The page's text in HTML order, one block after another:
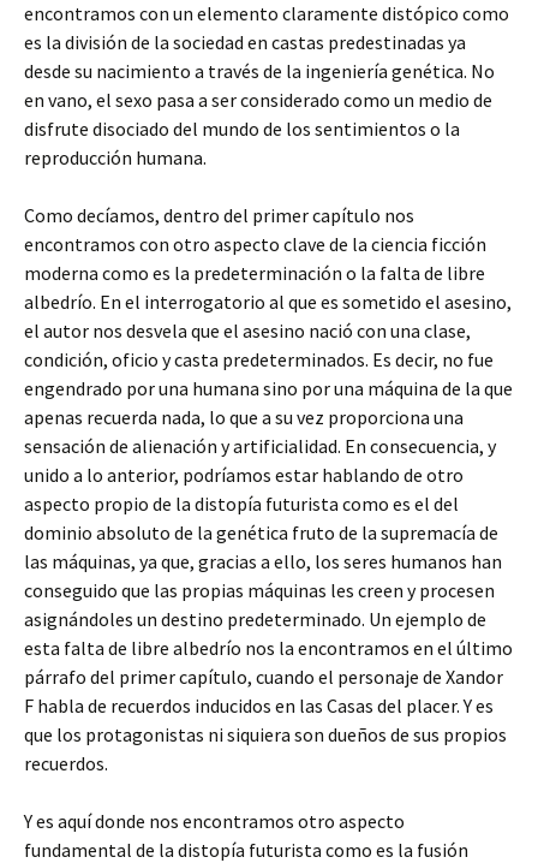
encontramos con un elemento claramente distópico como
es la división de la sociedad en castas predestinadas ya
desde su nacimiento a través de la ingeniería genética. No
en vano, el sexo pasa a ser considerado como un medio de
disfrute disociado del mundo de los sentimientos o la
reproducción humana.
Como decíamos, dentro del primer capítulo nos
encontramos con otro aspecto clave de la ciencia ficción
moderna como es la predeterminación o la falta de libre
albedrío. En el interrogatorio al que es sometido el asesino,
el autor nos desvela que el asesino nació con una clase,
condición, oficio y casta predeterminados. Es decir, no fue
engendrado por una humana sino por una máquina de la que
apenas recuerda nada, lo que a su vez proporciona una
sensación de alienación y artificialidad. En consecuencia, y
unido a lo anterior, podríamos estar hablando de otro
aspecto propio de la distopía futurista como es el del
dominio absoluto de la genética fruto de la supremacía de
las máquinas, ya que, gracias a ello, los seres humanos han
conseguido que las propias máquinas les creen y procesen
asignándoles un destino predeterminado. Un ejemplo de
esta falta de libre albedrío nos la encontramos en el último
párrafo del primer capítulo, cuando el personaje de Xandor
F habla de recuerdos inducidos en las Casas del placer. Y es
que los protagonistas ni siquiera son dueños de sus propios
recuerdos.
Y es aquí donde nos encontramos otro aspecto
fundamental de la distopía futurista como es la fusión